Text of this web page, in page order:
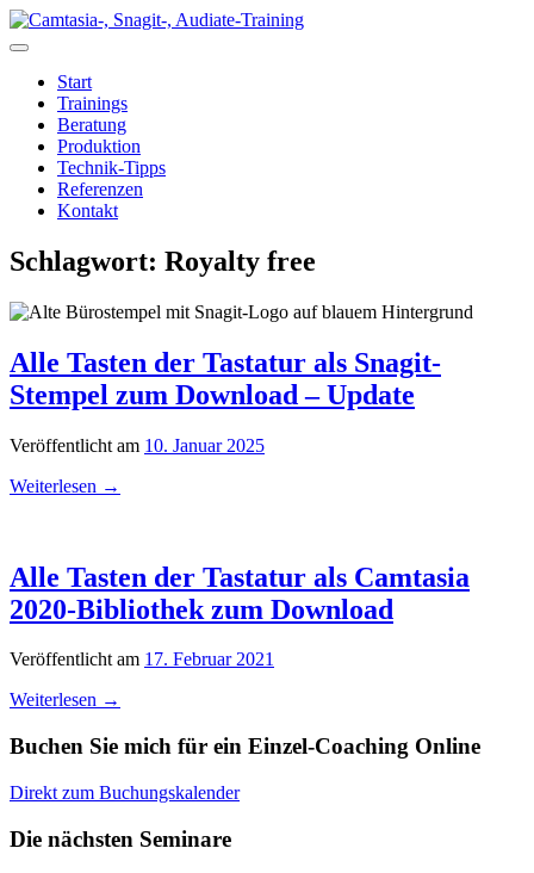
Zum
Inhalt
Start
Trainings
Beratung
Produktion
Technik-Tipps
Referenzen
Kontakt
Schlagwort: Royalty free
Alle Tasten der Tastatur als Snagit-
Stempel zum Download – Update
Veröffentlicht am 10. Januar 2025
Weiterlesen →
Alle Tasten der Tastatur als Camtasia
2020-Bibliothek zum Download
Veröffentlicht am 17. Februar 2021
Weiterlesen →
Buchen Sie mich für ein Einzel-Coaching Online
Direkt zum Buchungskalender
Die nächsten Seminare